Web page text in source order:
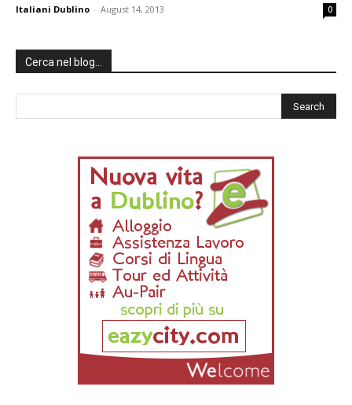
Italiani Dublino - August 14, 2013 0
Cerca nel blog…